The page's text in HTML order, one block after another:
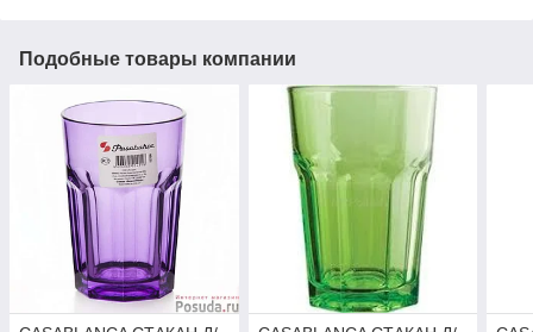
Подобные товары компании